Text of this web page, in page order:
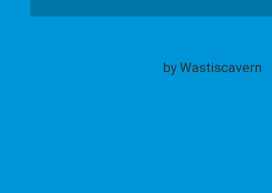
by Wastiscavern